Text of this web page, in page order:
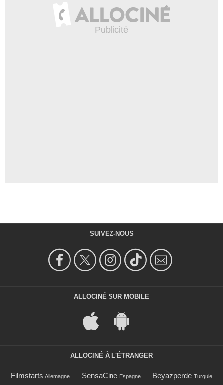
SUIVEZ-NOUS
ALLOCINÉ SUR MOBILE
ALLOCINÉ À L'ÉTRANGER
Filmstarts Allemagne SensaCine Espagne Beyazperde Turquie